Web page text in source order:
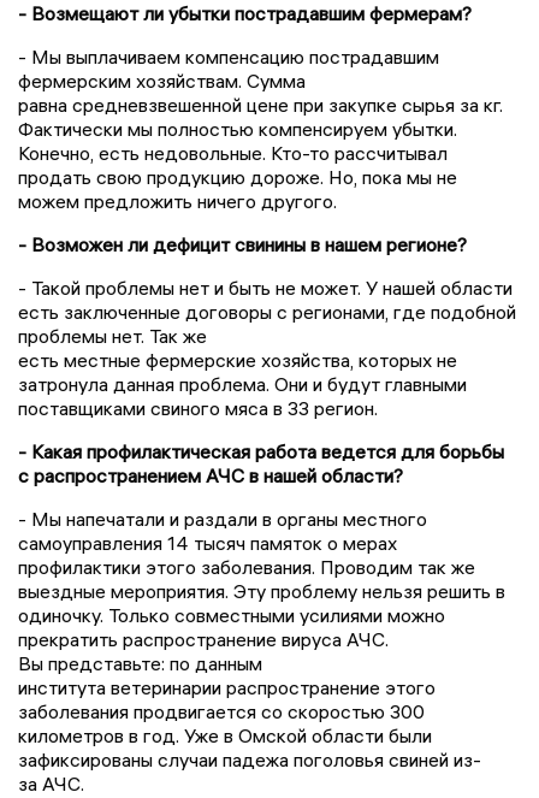
- Возмещают ли убытки пострадавшим фермерам?
- Мы выплачиваем компенсацию пострадавшим
фермерским хозяйствам. Сумма
равна средневзвешенной цене при закупке сырья за кг.
Фактически мы полностью компенсируем убытки.
Конечно, есть недовольные. Кто-то рассчитывал
продать свою продукцию дороже. Но, пока мы не
можем предложить ничего другого.
- Возможен ли дефицит свинины в нашем регионе?
- Такой проблемы нет и быть не может. У нашей области
есть заключенные договоры с регионами, где подобной
проблемы нет. Так же
есть местные фермерские хозяйства, которых не
затронула данная проблема. Они и будут главными
поставщиками свиного мяса в 33 регион.
- Какая профилактическая работа ведется для борьбы
с распространением АЧС в нашей области?
- Мы напечатали и раздали в органы местного
самоуправления 14 тысяч памяток о мерах
профилактики этого заболевания. Проводим так же
выездные мероприятия. Эту проблему нельзя решить в
одиночку. Только совместными усилиями можно
прекратить распространение вируса АЧС.
Вы представьте: по данным
института ветеринарии распространение этого
заболевания продвигается со скоростью 300
километров в год. Уже в Омской области были
зафиксированы случаи падежа поголовья свиней из-
за АЧС.